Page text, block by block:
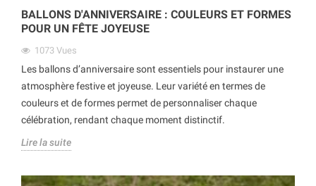
BALLONS D'ANNIVERSAIRE : COULEURS ET FORMES
POUR UN FÊTE JOYEUSE
1073 Vues
Les ballons d’anniversaire sont essentiels pour instaurer une
atmosphère festive et joyeuse. Leur variété en termes de
couleurs et de formes permet de personnaliser chaque
célébration, rendant chaque moment distinctif.
Lire la suite